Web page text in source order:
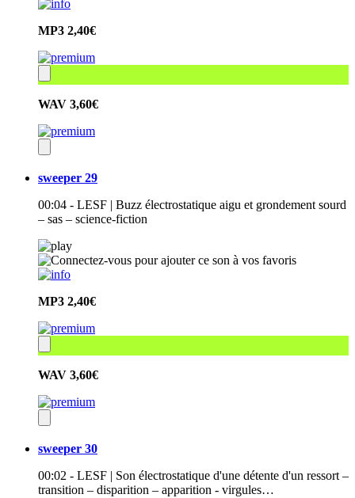
MP3 2,40€
WAV 3,60€
sweeper 29
00:04 - LESF | Buzz électrostatique aigu et grondement sourd
– sas – science-fiction
MP3 2,40€
WAV 3,60€
sweeper 30
00:02 - LESF | Son électrostatique d'une détente d'un ressort –
transition – disparition – apparition - virgules…